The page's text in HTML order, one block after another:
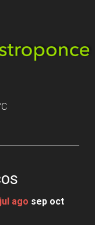
jul ago sep oct